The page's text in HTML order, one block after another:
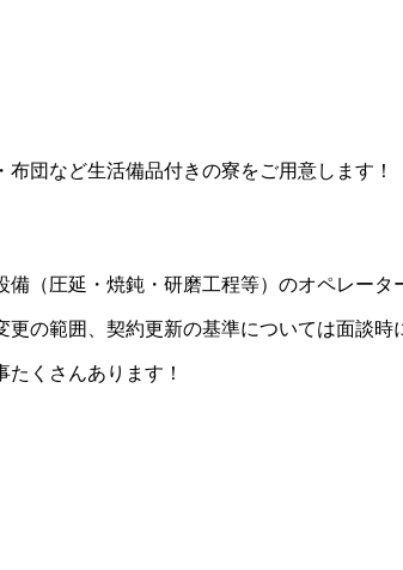
団など生活備品付きの寮をご用意します！
備（圧延・焼鈍・研磨工程等）のオペレータ
の範囲、契約更新の基準については面談時
くさんあります！